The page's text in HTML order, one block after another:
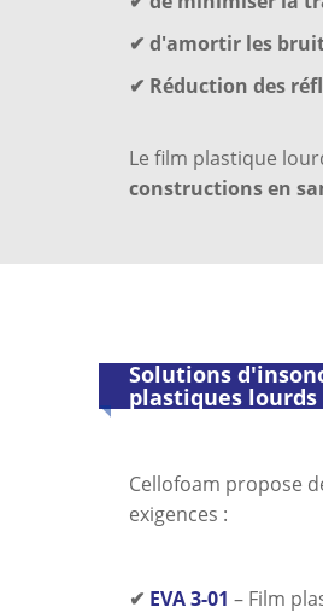
✔ d'amortir les
✔ Réduction des
Le film plastique
constructions en
Solutions
plastiques lourds
Cellofoam propose
exigences :
✔ EVA 3-01 – Film